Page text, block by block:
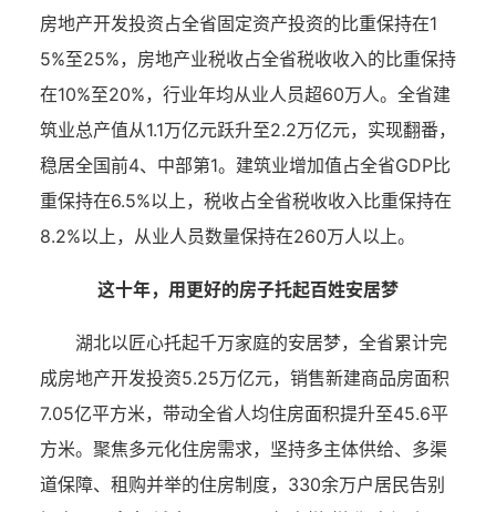
房地产开发投资占全省固定资产投资的比重保持在1
5%至25%，房地产业税收占全省税收收入的比重保持
在10%至20%，行业年均从业人员超60万人。全省建
筑业总产值从1.1万亿元跃升至2.2万亿元，实现翻番，
稳居全国前4、中部第1。建筑业增加值占全省GDP比
重保持在6.5%以上，税收占全省税收收入比重保持在
8.2%以上，从业人员数量保持在260万人以上。
这十年，用更好的房子托起百姓安居梦
湖北以匠心托起千万家庭的安居梦，全省累计完
成房地产开发投资5.25万亿元，销售新建商品房面积
7.05亿平方米，带动全省人均住房面积提升至45.6平
方米。聚焦多元化住房需求，坚持多主体供给、多渠
道保障、租购并举的住房制度，330余万户居民告别